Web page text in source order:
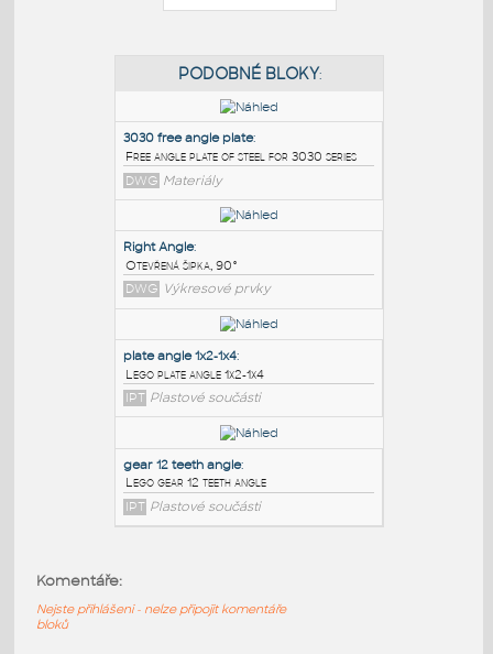
PODOBNÉ BLOKY:
3030 free angle plate:
Free angle plate of steel for 3030 series
DWG Materiály
Right Angle:
Otevřená šipka, 90°
DWG Výkresové prvky
IPT Plastové součásti
Komentáře:
Nejste přihlášeni - nelze připojit komentáře
bloků